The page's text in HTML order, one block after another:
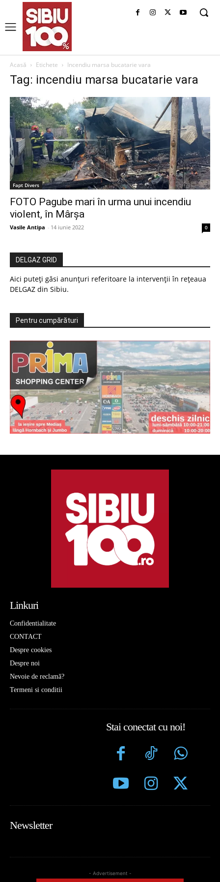
Acasă Etichete Incendiu marsa bucatarie vara
Tag: incendiu marsa bucatarie vara
Fapt Divers
FOTO Pagube mari în urma unui incendiu
violent, în Mârşa
Vasile Antipa - 14 iunie 2022 0
DELGAZ GRID
Aici puteți găsi anunțuri referitoare la intervenții în rețeaua
DELGAZ din Sibiu.
Pentru cumpărături
Linkuri
Confidentialitate
CONTACT
Despre cookies
Despre noi
Nevoie de reclamă?
Termeni si conditii
Stai conectat cu noi!
Newsletter
- Advertisement -